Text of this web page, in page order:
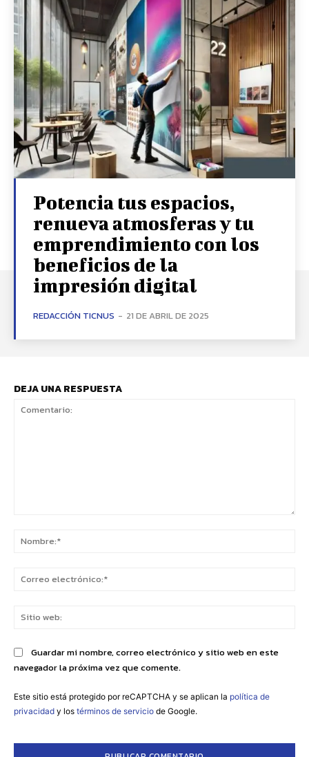
Potencia tus espacios,
renueva atmosferas y tu
emprendimiento con los
beneficios de la
impresión digital
REDACCIÓN TICNUS - 21 DE ABRIL DE 2025
DEJA UNA RESPUESTA
Guardar mi nombre, correo electrónico y sitio web en este
navegador la próxima vez que comente.
Este sitio está protegido por reCAPTCHA y se aplican la política de
privacidad y los términos de servicio de Google.